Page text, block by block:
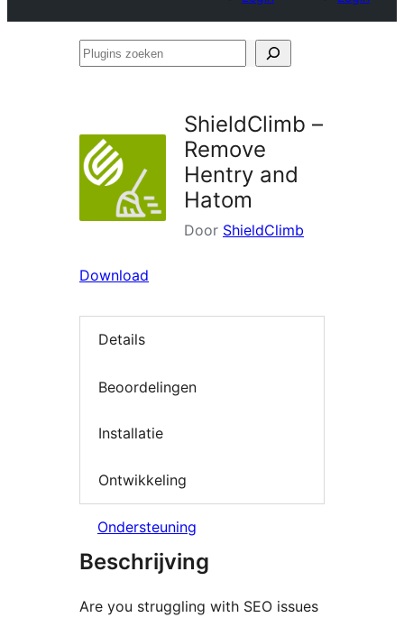
Plugins
ShieldClimb –
Remove
Hentry and
Hatom
Door ShieldClimb
Download
Details
Beoordelingen
Installatie
Ontwikkeling
Ondersteuning
Beschrijving
Are you struggling with SEO issues